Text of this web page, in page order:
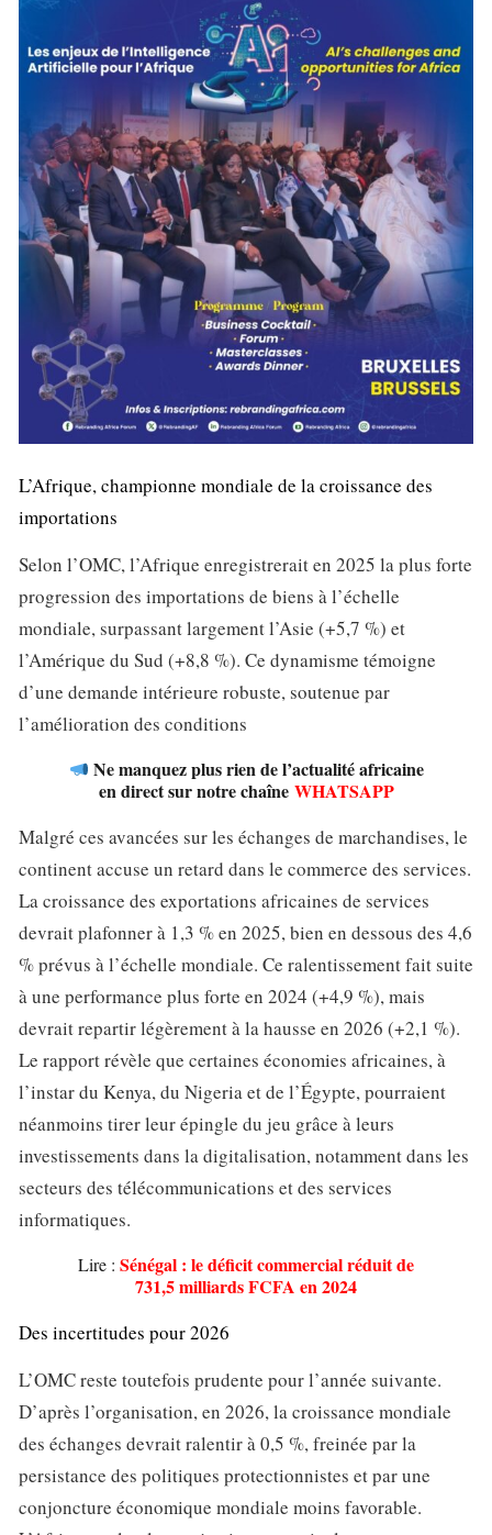
L’Afrique, championne mondiale de la croissance des
importations
Selon l’OMC, l’Afrique enregistrerait en 2025 la plus forte
progression des importations de biens à l’échelle
mondiale, surpassant largement l’Asie (+5,7 %) et
l’Amérique du Sud (+8,8 %). Ce dynamisme témoigne
d’une demande intérieure robuste, soutenue par
l’amélioration des conditions
Ne manquez plus rien de l’actualité africaine
en direct sur notre chaîne WHATSAPP
Malgré ces avancées sur les échanges de marchandises, le
continent accuse un retard dans le commerce des services.
La croissance des exportations africaines de services
devrait plafonner à 1,3 % en 2025, bien en dessous des 4,6
% prévus à l’échelle mondiale. Ce ralentissement fait suite
à une performance plus forte en 2024 (+4,9 %), mais
devrait repartir légèrement à la hausse en 2026 (+2,1 %).
Le rapport révèle que certaines économies africaines, à
l’instar du Kenya, du Nigeria et de l’Égypte, pourraient
néanmoins tirer leur épingle du jeu grâce à leurs
investissements dans la digitalisation, notamment dans les
secteurs des télécommunications et des services
informatiques.
Lire : Sénégal : le déficit commercial réduit de
731,5 milliards FCFA en 2024
Des incertitudes pour 2026
L’OMC reste toutefois prudente pour l’année suivante.
D’après l’organisation, en 2026, la croissance mondiale
des échanges devrait ralentir à 0,5 %, freinée par la
persistance des politiques protectionnistes et par une
conjoncture économique mondiale moins favorable.